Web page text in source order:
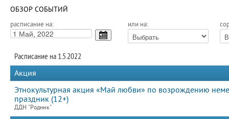
ОБЗОР СОБЫТИЙ
расписание на: или на:
Расписание на 1.5.2022
Акция
Этнокультурная акция «Май любви» по возрождению
праздник (12+)
ДДН "Родник"